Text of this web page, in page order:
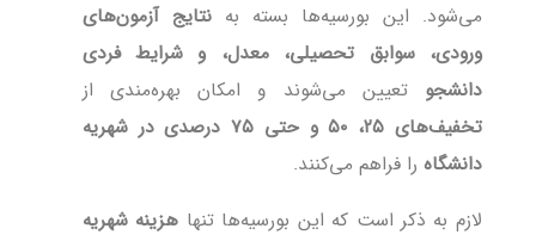
می‌شود. این بورسیه‌ها بسته بهنتایج آزمون‌های
ورودی، سوابق تحصیلی، معدل، و شرایط فردی
دانشجو تعیین می‌شوند و امکان بهره‌مندی از
تخفیف‌های ۲۵، ۵۰ و حتی ۷۵ درصدی در شهریه
دانشگاه را فراهم می‌کنند.
لازم به ذکر است که این بورسیه‌ها تنها هزینه شهریه